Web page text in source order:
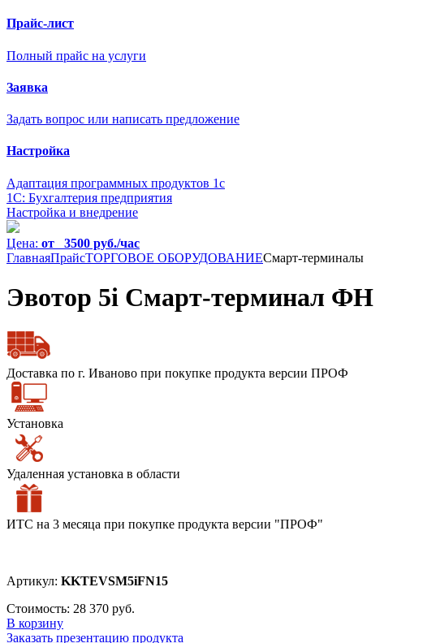
Прайс-лист
Полный прайс на услуги
Заявка
Задать вопрос или написать предложение
Настройка
Адаптация программных продуктов 1с
1С: Бухгалтерия предприятия
Настройка и внедрение
Цена: от 3500 руб./час
ГлавнаяПрайсТОРГОВОЕ ОБОРУДОВАНИЕСмарт-терминалы
Эвотор 5i Смарт-терминал ФН
Доставка по г. Иваново при покупке продукта версии ПРОФ
Установка
Удаленная установка в области
ИТС на 3 месяца при покупке продукта версии "ПРОФ"
Артикул: KKTEVSM5iFN15
Стоимость: 28 370 руб.
В корзину
Заказать презентацию продукта